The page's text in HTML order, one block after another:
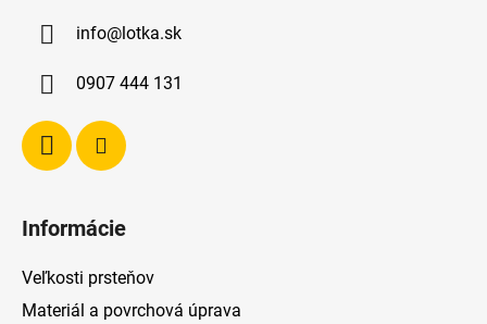
info@lotka.sk
0907 444 131
Informácie
Veľkosti prsteňov
Materiál a povrchová úprava